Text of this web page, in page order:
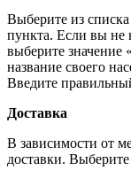
Выберите из
пункта. Если вы не
выберите
название своего
Введите
Доставка
В зависимости от
доставки.